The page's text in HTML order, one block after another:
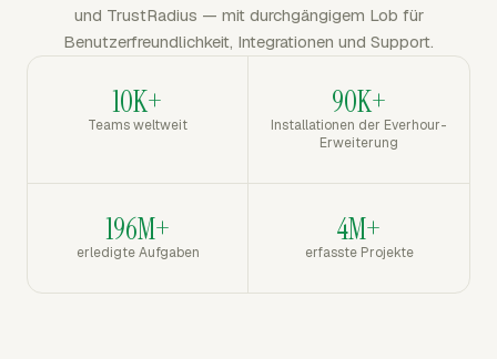
und TrustRadius — mit durchgängigem Lob für
Benutzerfreundlichkeit, Integrationen und Support.
10K+
Teams weltweit
90K+
Installationen der Everhour-
Erweiterung
196M+
erledigte Aufgaben
4M+
erfasste Projekte